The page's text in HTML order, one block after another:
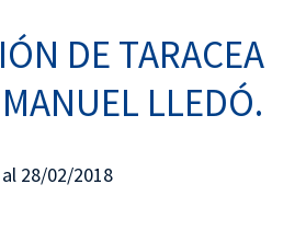
DE TARACEA
LLEDÓ.
28/02/2018